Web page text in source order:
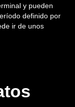
y pueden
definido por
ir de unos